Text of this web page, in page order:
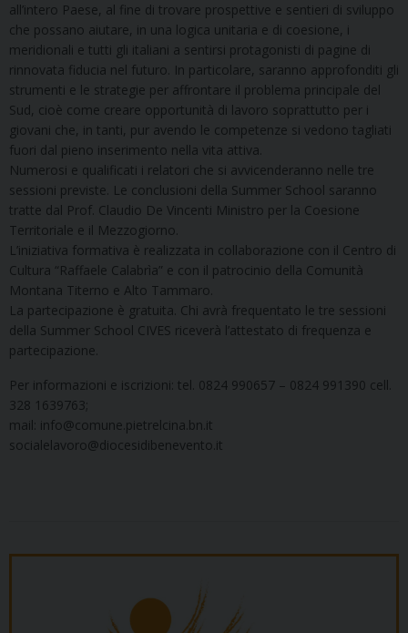
all’intero Paese, al fine di trovare prospettive e sentieri di sviluppo
che possano aiutare, in una logica unitaria e di coesione, i
meridionali e tutti gli italiani a sentirsi protagonisti di pagine di
rinnovata fiducia nel futuro. In particolare, saranno approfonditi gli
strumenti e le strategie per affrontare il problema principale del
Sud, cioè come creare opportunità di lavoro soprattutto per i
giovani che, in tanti, pur avendo le competenze si vedono tagliati
fuori dal pieno inserimento nella vita attiva.
Numerosi e qualificati i relatori che si avvicenderanno nelle tre
sessioni previste. Le conclusioni della Summer School saranno
tratte dal Prof. Claudio De Vincenti Ministro per la Coesione
Territoriale e il Mezzogiorno.
L’iniziativa formativa è realizzata in collaborazione con il Centro di
Cultura “Raffaele Calabrìa” e con il patrocinio della Comunità
Montana Titerno e Alto Tammaro.
La partecipazione è gratuita. Chi avrà frequentato le tre sessioni
della Summer School CIVES riceverà l’attestato di frequenza e
partecipazione.
Per informazioni e iscrizioni: tel. 0824 990657 – 0824 991390 cell.
328 1639763;
mail: info@comune.pietrelcina.bn.it
socialelavoro@diocesidibenevento.it